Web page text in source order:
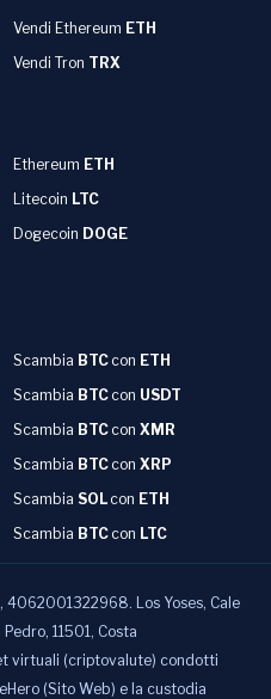
Vendi Ethereum ETH
Vendi Tron TRX
Ethereum ETH
Litecoin LTC
Dogecoin DOGE
Scambia BTC con ETH
Scambia BTC con USDT
Scambia BTC con XMR
Scambia BTC con XRP
Scambia SOL con ETH
Scambia BTC con LTC
4062001322968. Los Yoses, Cale
11501, Costa
virtuali (criptovalute) condotti
(Sito Web) e la custodia